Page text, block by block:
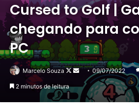
Cursed to Golf |
chegando para
PC
Marcelo Souza
Follow
X
Mande
um
e-
09/07/2022
2 minutos de leitura